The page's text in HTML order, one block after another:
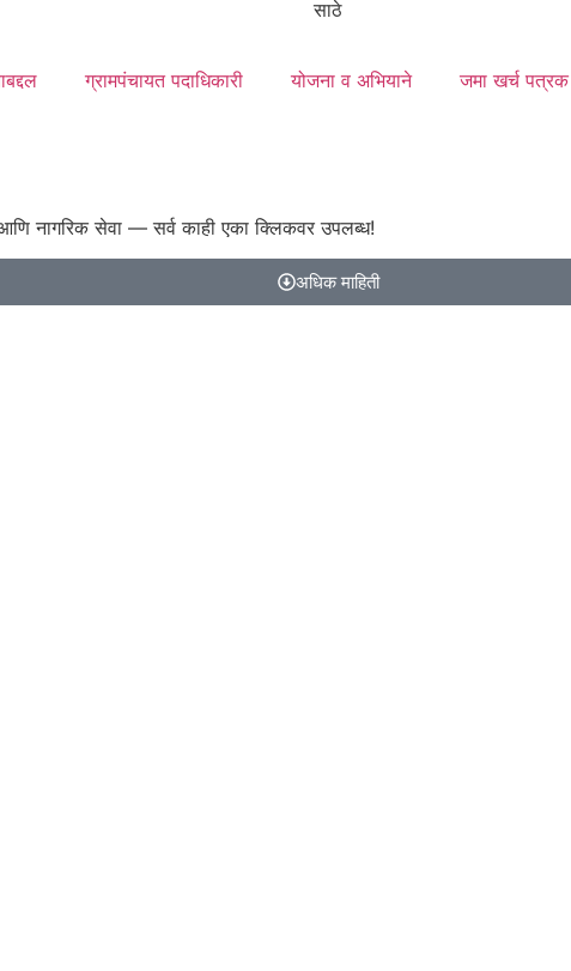
ग्रामपंचायत पदाधिकारी योजना व अभियाने जमा खर्च पत्रक
नागरिक सेवा — सर्व काही एका क्लिकवर उपलब्ध!
अधिक माहिती